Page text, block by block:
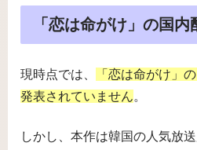
「恋は命がけ」の国内
現時点では、
「恋は命がけ」
発表されていません。
しかし、本作は韓国の人気放